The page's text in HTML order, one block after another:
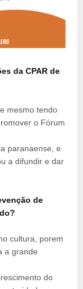
da CPAR de
mesmo tendo
o Fórum
paranaense, e
a difundir e dar
de
cultura, porem
a grande
do